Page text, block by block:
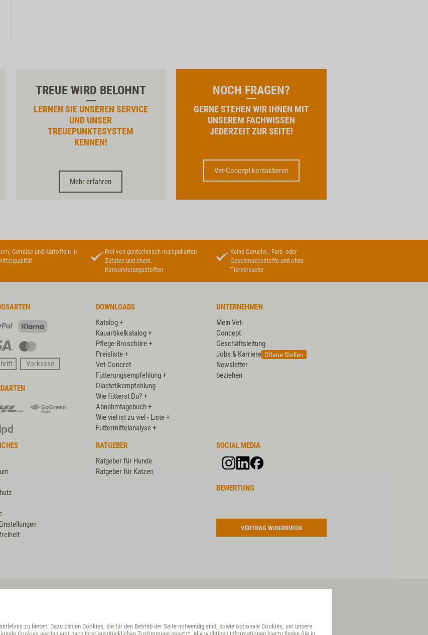
zu bieten. Dazu zählen Cookies, die für den Betrieb der Seite notwendig sind, sowie optionale Cookies, um unsere
Cookies werden erst nach Ihrer ausdrücklichen Zustimmung gesetzt. Alle wichtigen Informationen hierzu finden Sie in
TREUE WIRD BELOHNT
LERNEN SIE UNSEREN SERVICE
UND UNSER
TREUEPUNKTESYSTEM
KENNEN!
Mehr erfahren
NOCH FRAGEN?
GERNE STEHEN WIR IHNEN MIT
UNSEREM FACHWISSEN
JEDERZEIT ZUR SEITE!
Vet-Concept kontaktieren
Gemüse und Kartoffeln in
Frei von gentechnisch manipulierten
Zutaten und chem.
Konservierungsstoffen
Keine Geruchs-, Farb- oder
Geschmacksstoffe und ohne
Tierversuche
PayPal
Visa
Vorkasse
DHL
GoGreen
DOWNLOADS
Katalog +
Kauartikelkatalog +
Pflege-Broschüre +
Preisliste +
Vet-Concret
Fütterungsempfehlung +
Diaetetikempfehlung
Wie fütterst Du? +
Abnehmtagebuch +
Wie viel ist zu viel - Liste +
Futtermittelanalyse +
UNTERNEHMEN
Mein Vet-
Concept
Geschäftsleitung
Jobs & Karriere Offene Stellen
Newsletter
beziehen
RATGEBER
Ratgeber für Hunde
Ratgeber für Katzen
SOCIAL MEDIA
BEWERTUNG
VERTRAG WIDERRUFEN
Croatia